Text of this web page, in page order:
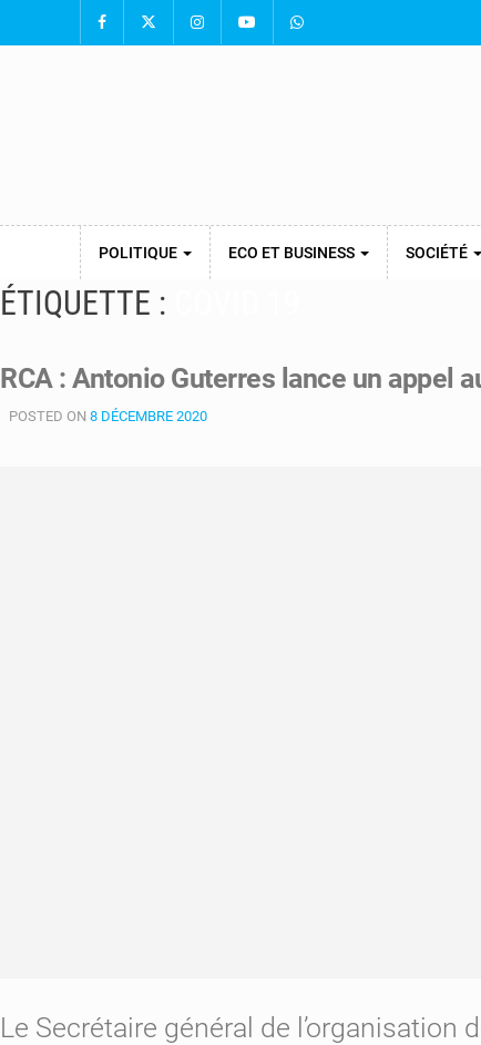
POLITIQUE ECO ET BUSINESS SOCIÉTÉ
ÉTIQUETTE :
RCA : Antonio Guterres lance un appel
POSTED ON 8 DÉCEMBRE 2020
Le Secrétaire général de l’organisation